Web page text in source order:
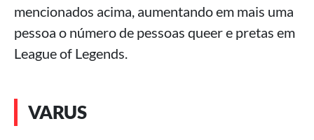
mencionados acima, aumentando em mais uma
pessoa o número de pessoas queer e pretas em
League of Legends.
VARUS